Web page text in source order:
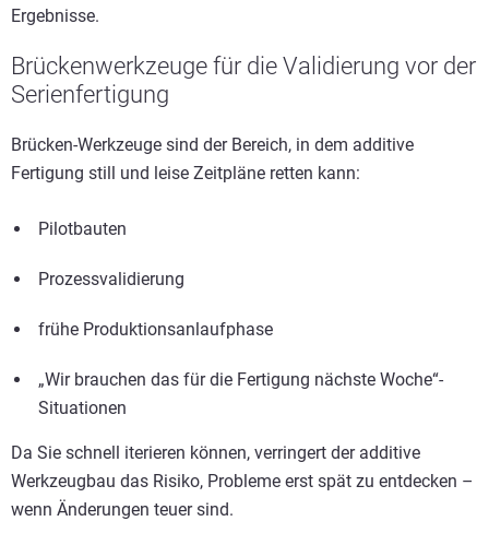
Ergebnisse.
Brückenwerkzeuge für die Validierung vor der
Serienfertigung
Brücken-Werkzeuge sind der Bereich, in dem additive
Fertigung still und leise Zeitpläne retten kann:
Pilotbauten
Prozessvalidierung
frühe Produktionsanlaufphase
„Wir brauchen das für die Fertigung nächste Woche“-
Situationen
Da Sie schnell iterieren können, verringert der additive
Werkzeugbau das Risiko, Probleme erst spät zu entdecken –
wenn Änderungen teuer sind.